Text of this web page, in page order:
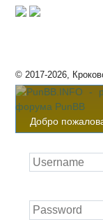
© 2017-2026,
Добро